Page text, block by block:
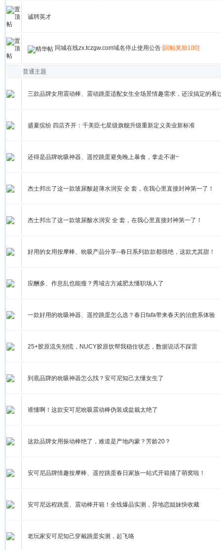
诚聘英才
同城在线zx.tczgw.com域名停止使用公告 [回帖奖励100]
普通主题
三款品牌女用震动棒、震动跳蛋适配女生全场景情趣需求，还没搞定的看
盛夏缤纷 四店齐开：千美臣七星级旗舰升级重新定义美业新标准
还得是品牌吮吸神器、遥控跳蛋避免晚上暴食，拿走不谢~
杰士邦出了这一款玻尿酸超薄水润安 全 套，在我心里直接封神第一了！
杰士邦出了这一款玻尿酸水润安 全 套，在我心里直接封神第一了！
好用的女用按摩棒、吮吸产品分享--春日系列款款都很绝，这款尤其甜！
应酬多、作息乱也能瘦？秀域古方减肥太懂职场人了
一款好用的吮吸神器、遥控跳蛋怎么选？春日fafa带来春天的治愈系体验
25+胶原流失别慌，NUCY胶原饮帮我稳住状态，数据说话不踩雷
到底品牌的吮吸神器怎么找？安可尼知己太懂女生了
谁懂啊！这款安可尼吮吸震动棒伪装成盆栽太绝了
这款品牌女用振动棒绝了，难道是产地内蒙？芳龄20？
安可尼品牌情趣按摩棒、遥控跳蛋春日家族一站式开箱捅了萌窝啦！
安可尼远程跳蛋、震动棒开箱！全线爆品实测，异地恋姐妹快收藏
老玩家安可尼知己穿戴跳蛋实测，起飞咯